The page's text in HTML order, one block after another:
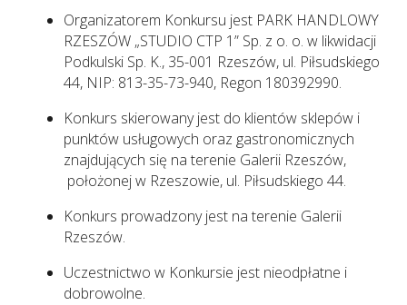
Organizatorem Konkursu jest PARK HANDLOWY
RZESZÓW „STUDIO CTP 1” Sp. z o. o. w likwidacji
Podkulski Sp. K., 35-001 Rzeszów, ul. Piłsudskiego
44, NIP: 813-35-73-940, Regon 180392990.
Konkurs skierowany jest do klientów sklepów i
punktów usługowych oraz gastronomicznych
znajdujących się na terenie Galerii Rzeszów,
położonej w Rzeszowie, ul. Piłsudskiego 44.
Konkurs prowadzony jest na terenie Galerii
Rzeszów.
Uczestnictwo w Konkursie jest nieodpłatne i
dobrowolne.